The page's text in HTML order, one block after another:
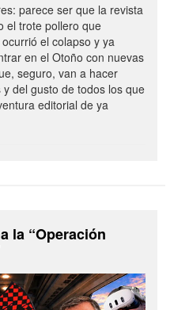
parece ser que la revista
el trote pollero que
el colapso y ya
en el Otoño con nuevas
seguro, van a hacer
del gusto de todos los que
editorial de ya
la “Operación